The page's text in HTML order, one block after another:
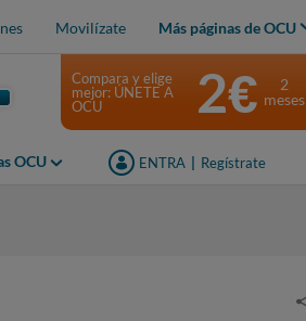
Movilízate Más páginas de OCU
OCU ENTRA Regístrate
Compara y elige
mejor: ÚNETE A
OCU
2€
2
meses